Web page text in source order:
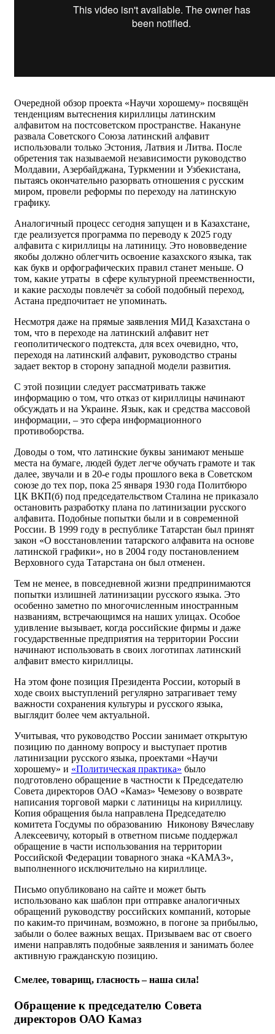
Очередной обзор проекта «Научи хорошему» посвящён
тенденциям вытеснения кириллицы латинским
алфавитом на постсоветском пространстве. Накануне
развала Советского Союза латинский алфавит
использовали только Эстония, Латвия и Литва. После
обретения так называемой независимости руководство
Молдавии, Азербайджана, Туркмении и Узбекистана,
пытаясь окончательно разорвать отношения с русским
миром, провели реформы по переходу на латинскую
графику.
Аналогичный процесс сегодня запущен и в Казахстане,
где реализуется программа по переводу к 2025 году
алфавита с кириллицы на латиницу. Это нововведение
якобы должно облегчить освоение казахского языка, так
как букв и орфографических правил станет меньше. О
том, какие утраты в сфере культурной преемственности,
и какие расходы повлечёт за собой подобный переход,
Астана предпочитает не упоминать.
Несмотря даже на прямые заявления МИД Казахстана о
том, что в переходе на латинский алфавит нет
геополитического подтекста, для всех очевидно, что,
переходя на латинский алфавит, руководство страны
задает вектор в сторону западной модели развития.
С этой позиции следует рассматривать также
информацию о том, что отказ от кириллицы начинают
обсуждать и на Украине. Язык, как и средства массовой
информации, – это сфера информационного
противоборства.
Доводы о том, что латинские буквы занимают меньше
места на бумаге, людей будет легче обучать грамоте и так
далее, звучали и в 20-е годы прошлого века в Советском
союзе до тех пор, пока 25 января 1930 года Политбюро
ЦК ВКП(б) под председательством Сталина не приказало
остановить разработку плана по латинизации русского
алфавита. Подобные попытки были и в современной
России. В 1999 году в республике Татарстан был принят
закон «О восстановлении татарского алфавита на основе
латинской графики», но в 2004 году постановлением
Верховного суда Татарстана он был отменен.
Тем не менее, в повседневной жизни предпринимаются
попытки излишней латинизации русского языка. Это
особенно заметно по многочисленным иностранным
названиям, встречающимся на наших улицах. Особое
удивление вызывает, когда российские фирмы и даже
государственные предприятия на территории России
начинают использовать в своих логотипах латинский
алфавит вместо кириллицы.
На этом фоне позиция Президента России, который в
ходе своих выступлений регулярно затрагивает тему
важности сохранения культуры и русского языка,
выглядит более чем актуальной.
Учитывая, что руководство России занимает открытую
позицию по данному вопросу и выступает против
латинизации русского языка, проектами «Научи
хорошему» и «Политическая практика» было
подготовлено обращение в частности к Председателю
Совета директоров ОАО «Камаз» Чемезову о возврате
написания торговой марки с латиницы на кириллицу.
Копия обращения была направлена Председателю
комитета Госдумы по образованию Никонову Вячеславу
Алексеевичу, который в ответном письме поддержал
обращение в части использования на территории
Российской Федерации товарного знака «КАМАЗ»,
выполненного исключительно на кириллице.
Письмо опубликовано на сайте и может быть
использовано как шаблон при отправке аналогичных
обращений руководству российских компаний, которые
по каким-то причинам, возможно, в погоне за прибылью,
забыли о более важных вещах. Призываем вас от своего
имени направлять подобные заявления и занимать более
активную гражданскую позицию.
Смелее, товарищ, гласность – наша сила!
Обращение к председателю Совета
директоров ОАО Камаз